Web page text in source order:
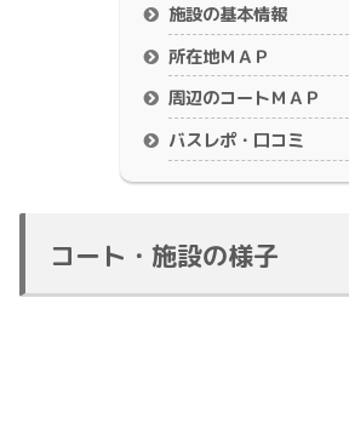
施設の基本情報
所在地ＭＡＰ
周辺のコートＭＡＰ
バスレポ・口コミ
コート・施設の様子